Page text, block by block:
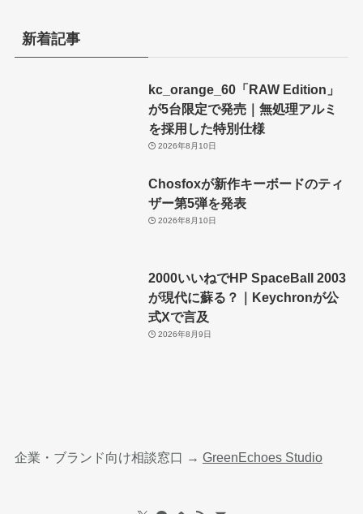
新着記事
kc_orange_60「RAW Edition」
が5台限定で発売｜無処理アルミ
を採用した特別仕様
2026年8月10日
Chosfoxが新作キーボードのティ
ザー第5弾を発表
2026年8月10日
2000いいねでHP SpaceBall 2003
が現代に蘇る？｜Keychronが公
式Xで言及
2026年8月9日
企業・ブランド向け相談窓口 → GreenEchoes Studio